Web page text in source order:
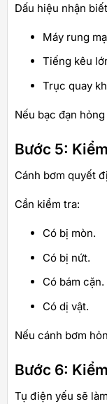
Dấu hiệu nhận
Máy rung
Tiếng kêu
Trục quay
Nếu bạc đạn
Bước 5:
Cánh bơm quyết
Cần kiểm tra:
Có bị mòn.
Có bị nứt.
Có bám cặn.
Có dị vật.
Nếu cánh bơm
Bước 6:
Tụ điện yếu sẽ